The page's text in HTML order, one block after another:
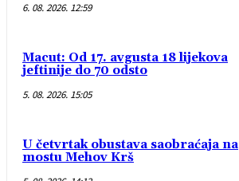
6. 08. 2026. 12:59
Macut: Od 17. avgusta 18 lijekova
jeftinije do 70 odsto
5. 08. 2026. 15:05
U četvrtak obustava saobraćaja na
mostu Mehov Krš